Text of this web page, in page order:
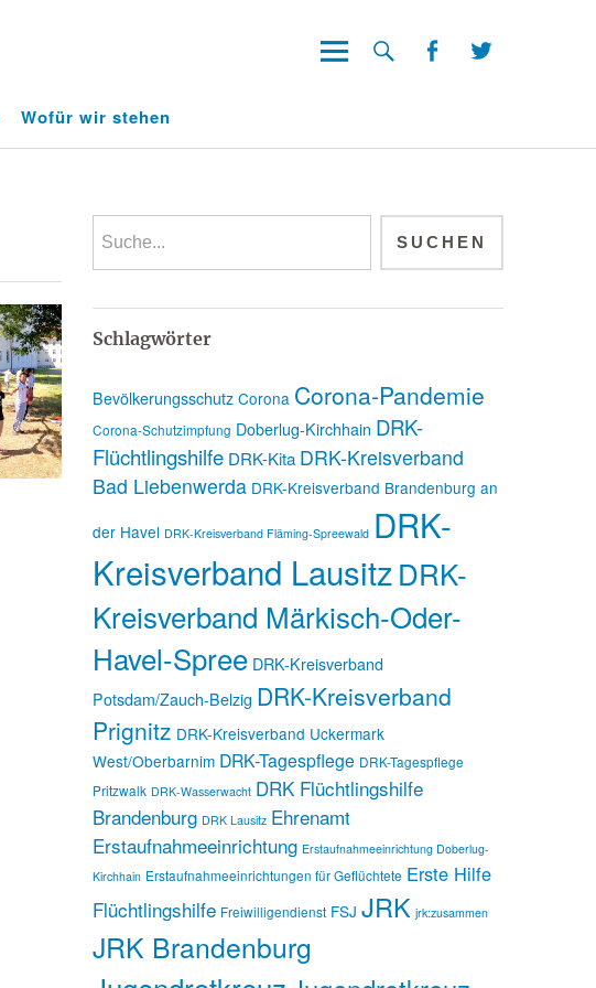
Wofür wir stehen
Schlagwörter
Bevölkerungsschutz Corona Corona-Pandemie
Corona-Schutzimpfung Doberlug-Kirchhain DRK-
Flüchtlingshilfe DRK-Kita DRK-Kreisverband
Bad Liebenwerda DRK-Kreisverband Brandenburg an
der Havel DRK-Kreisverband Fläming-Spreewald DRK-
Kreisverband LausitzDRK-
Kreisverband Märkisch-Oder-
Havel-Spree DRK-Kreisverband
Potsdam/Zauch-Belzig DRK-Kreisverband
Prignitz DRK-Kreisverband Uckermark
West/Oberbarnim DRK-Tagespflege DRK-Tagespflege
Pritzwalk DRK-Wasserwacht DRK Flüchtlingshilfe
Brandenburg DRK Lausitz Ehrenamt
Erstaufnahmeeinrichtung Erstaufnahmeeinrichtung Doberlug-
Kirchhain Erstaufnahmeeinrichtungen für Geflüchtete Erste Hilfe
Flüchtlingshilfe Freiwilligendienst FSJ JRK jrk:zusammen
JRK Brandenburg